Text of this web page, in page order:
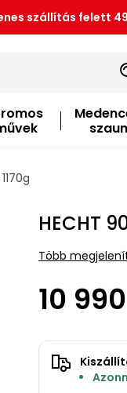
szállítás felett
HECHT
Több
10